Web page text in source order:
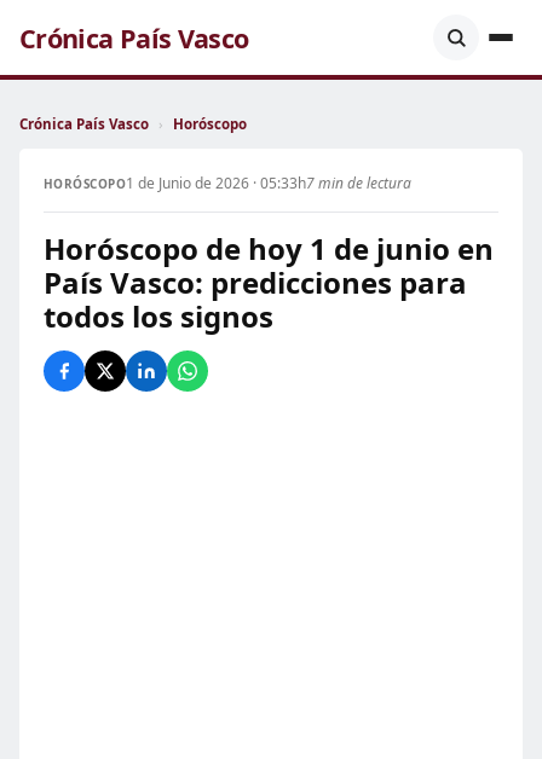
Crónica País Vasco
Crónica País Vasco › Horóscopo
HORÓSCOPO1 de Junio de 2026 · 05:33h7 min de lectura
Horóscopo de hoy 1 de junio en
País Vasco: predicciones para
todos los signos